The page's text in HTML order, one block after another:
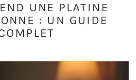
UNE PLATINE
: UN GUIDE